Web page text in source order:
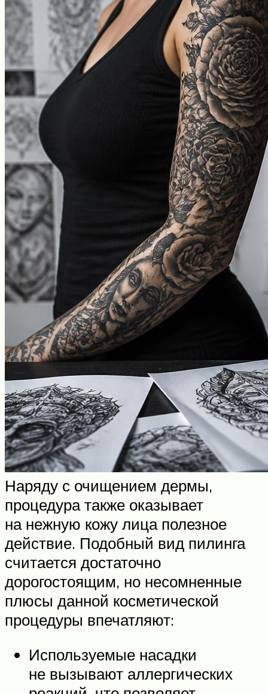
Наряду с очищением дермы,
процедура также оказывает
на нежную кожу лица полезное
действие. Подобный вид пилинга
считается достаточно
дорогостоящим, но несомненные
плюсы данной косметической
процедуры впечатляют:
Используемые насадки
не вызывают аллергических